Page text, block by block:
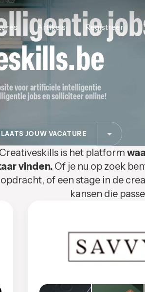
Artikels Registreer
voor artificiele intelligentie
jobs en solliciteer online!
JOUW VACATURE
Creativeskills is het platform
vinden. Of je nu op zoek
opdracht, of een stage in de
kansen die